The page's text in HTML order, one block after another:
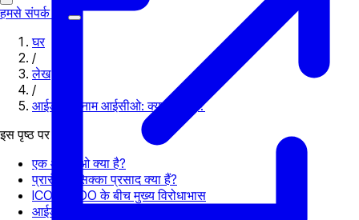
हमसे संपर्क करें
घर
/
लेख
/
आईडीओ बनाम आईसीओ: क्या अंतर है?
इस पृष्ठ पर
एक आईडीओ क्या है?
प्रारंभिक सिक्का प्रसाद क्या हैं?
ICO और IDO के बीच मुख्य विरोधाभास
आईडीओ मॉडल के लाभ और जोखिम क्या हैं?